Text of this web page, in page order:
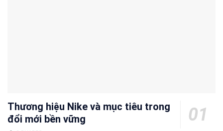
Thương hiệu Nike và mục tiêu trong
đổi mới bền vững